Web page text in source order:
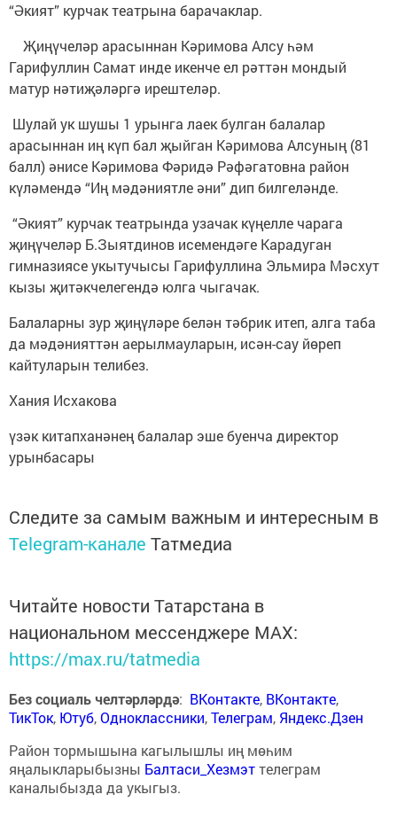
“Әкият” курчак театрына барачаклар.
Җиңүчеләр арасыннан Кәримова Алсу һәм
Гарифуллин Самат инде икенче ел рәттән мондый
матур нәтиҗәләргә ирештеләр.
Шулай ук шушы 1 урынга лаек булган балалар
арасыннан иң күп бал җыйган Кәримова Алсуның (81
балл) әнисе Кәримова Фәридә Рәфәгатовна район
күләмендә “Иң мәдәниятле әни” дип билгеләнде.
“Әкият” курчак театрында узачак күңелле чарага
җиңүчеләр Б.Зыятдинов исемендәге Карадуган
гимназиясе укытучысы Гарифуллина Эльмира Мәсхут
кызы җитәкчелегендә юлга чыгачак.
Балаларны зур җиңүләре белән тәбрик итеп, алга таба
да мәдәнияттән аерылмауларын, исән-сау йөреп
кайтуларын телибез.
Хания Исхакова
үзәк китапханәнең балалар эше буенча директор
урынбасары
Следите за самым важным и интересным в
Telegram-канале Татмедиа
Читайте новости Татарстана в
национальном мессенджере MАХ:
https://max.ru/tatmedia
Без социаль челтәрләрдә: ВКонтакте, ВКонтакте,
ТикТок, Ютуб,Одноклассники,Телеграм, Яндекс.Дзен
Район тормышына кагылышлы иң мөһим
яңалыкларыбызны Балтаси_Хезмэттелеграм
каналыбызда да укыгыз.